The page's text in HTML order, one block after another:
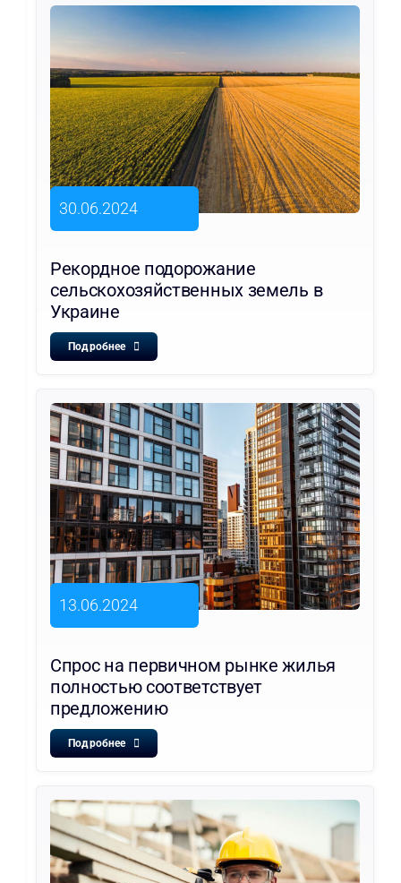
30.06.2024
Рекордное подорожание
сельскохозяйственных земель в
Украине
Подробнее
13.06.2024
Спрос на первичном рынке жилья
полностью соответствует
предложению
Подробнее